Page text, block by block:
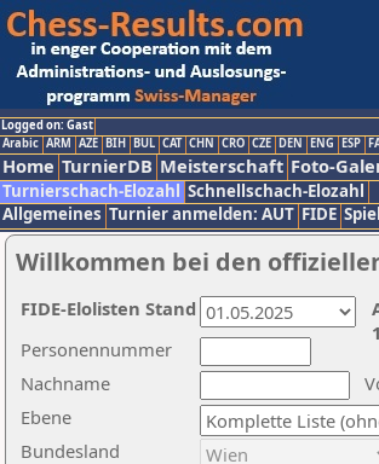
Logged on: Gast
Arabic ARM AZE BIH BUL CAT CHN CRO CZE DEN ENG ESP
Home TurnierDB Meisterschaft Foto-
Turnierschach-Elozahl Schnellschach-Elozahl
Allgemeines Turnier anmelden: AUT FIDE
Willkommen bei den
Nachname
Ebene
Personennummer
Bundesland
FIDE-Elolisten Stand